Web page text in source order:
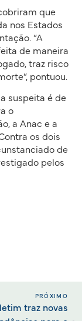
que
nos Estados
“A
de maneira
traz risco
pontuou.
suspeita é de
o
a Anac e a
os dois
de
pelos
PRÓXIMO
traz novas